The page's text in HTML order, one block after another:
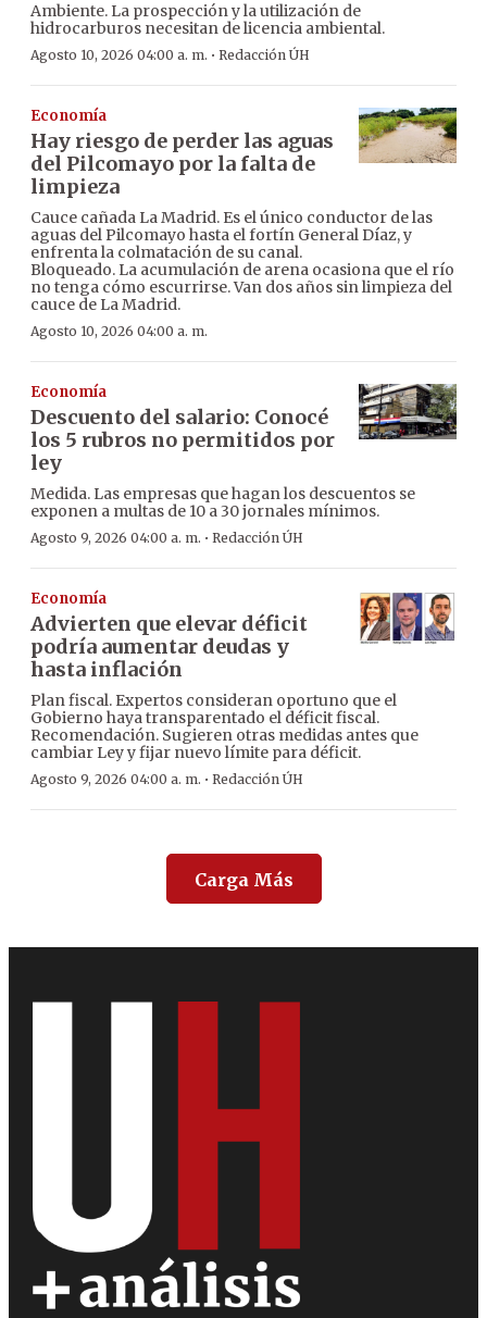
Ambiente. La prospección y la utilización de
hidrocarburos necesitan de licencia ambiental.
Agosto 10, 2026 04:00 a. m. · Redacción ÚH
Economía
Hay riesgo de perder las aguas
del Pilcomayo por la falta de
limpieza
Cauce cañada La Madrid. Es el único conductor de las
aguas del Pilcomayo hasta el fortín General Díaz, y
enfrenta la colmatación de su canal.
Bloqueado. La acumulación de arena ocasiona que el río
no tenga cómo escurrirse. Van dos años sin limpieza del
cauce de La Madrid.
Agosto 10, 2026 04:00 a. m.
Economía
Descuento del salario: Conocé
los 5 rubros no permitidos por
ley
Medida. Las empresas que hagan los descuentos se
exponen a multas de 10 a 30 jornales mínimos.
Agosto 9, 2026 04:00 a. m. · Redacción ÚH
Economía
Advierten que elevar déficit
podría aumentar deudas y
hasta inflación
Plan fiscal. Expertos consideran oportuno que el
Gobierno haya transparentado el déficit fiscal.
Recomendación. Sugieren otras medidas antes que
cambiar Ley y fijar nuevo límite para déficit.
Agosto 9, 2026 04:00 a. m. · Redacción ÚH
Carga Más